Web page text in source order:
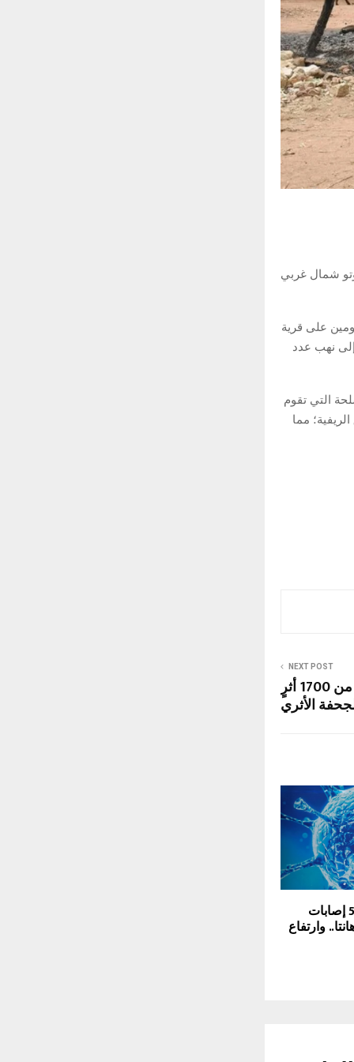
شمال غربي
على قرية
بالإضافة إلى نهب عدد
التي تقوم
مما
NEXT POST
هيئة التراث تعثر على أكثر من 1700 أثرٍ
الأثري
الصحة العالمية: 5 إصابات
وارتفاع